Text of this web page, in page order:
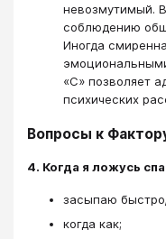
невозмутимый.
соблюдению
Иногда
«С» позволяет
психических
Вопросы к
4. Когда я ложусь
засыпаю быстро
когда как;